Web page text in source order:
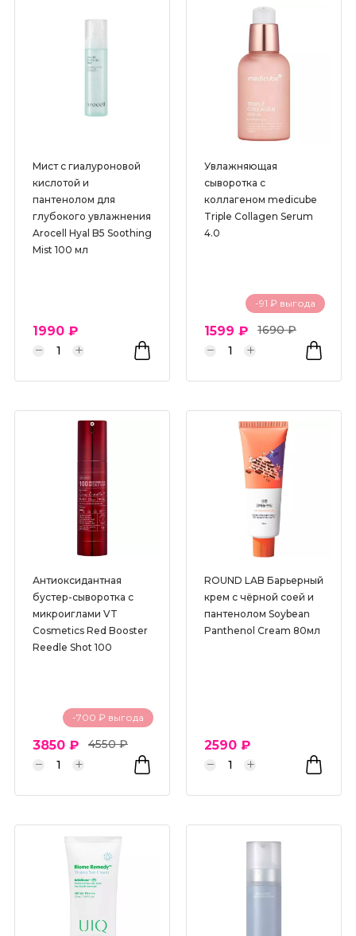
Мист с гиалуроновой
кислотой и
пантенолом для
глубокого увлажнения
Arocell Hyal B5 Soothing
Mist 100 мл
1990 ₽
Увлажняющая
сыворотка с
коллагеном medicube
Triple Collagen Serum
4.0
-91 ₽ выгода
1599 ₽ 1690 ₽
Антиоксидантная
бустер-сыворотка с
микроиглами VT
Cosmetics Red Booster
Reedle Shot 100
-700 ₽ выгода
3850 ₽ 4550 ₽
ROUND LAB Барьерный
крем с чёрной соей и
пантенолом Soybean
Panthenol Cream 80мл
2590 ₽